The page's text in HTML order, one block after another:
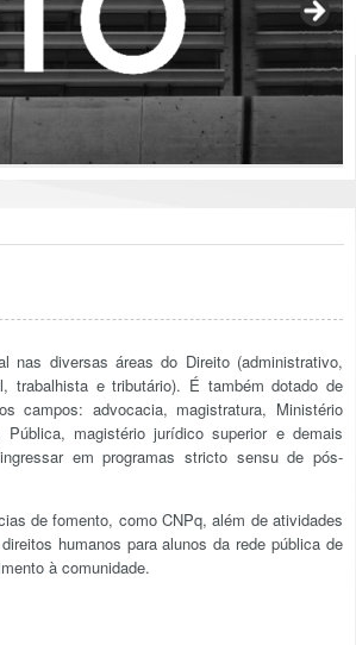
nas diversas áreas do Direito (administrativo,
trabalhista e tributário). É também dotado de
campos: advocacia, magistratura, Ministério
magistério jurídico superior e demais
em programas stricto sensu de pós-
de fomento, como CNPq, além de atividades
humanos para alunos da rede pública de
à comunidade.